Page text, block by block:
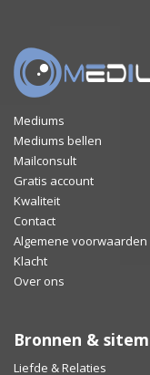
Mediums
Mediums bellen
Mailconsult
Gratis account
Kwaliteit
Contact
Algemene voorwaarden
Klacht
Over ons
Bronnen &
Liefde & Relaties